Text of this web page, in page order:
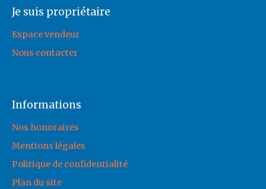
Je suis propriétaire
Espace vendeur
Nous contacter
Informations
Nos honoraires
Mentions légales
Politique de confidentialité
Plan du site